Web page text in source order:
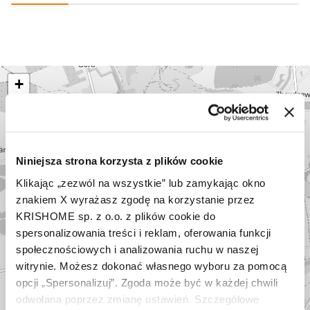
Niniejsza strona korzysta z plików cookie
Klikając „zezwól na wszystkie” lub zamykając okno
znakiem X wyrażasz zgodę na korzystanie przez
KRISHOME sp. z o.o. z plików cookie do
spersonalizowania treści i reklam, oferowania funkcji
społecznościowych i analizowania ruchu w naszej
witrynie. Możesz dokonać własnego wyboru za pomocą
opcji „Spersonalizuj”. Zgoda może być w każdej chwili
odwołana poprzez zmianę ustawień. Szczegółowe
+